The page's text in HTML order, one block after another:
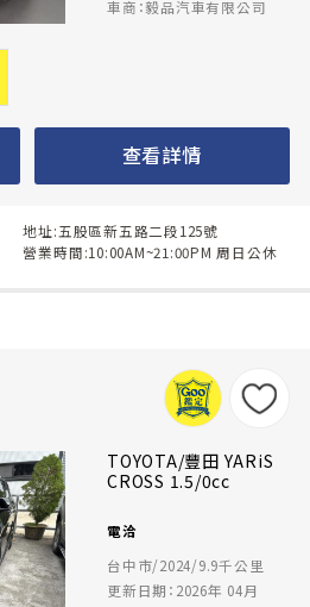
車商：毅品汽車有限公司
查看詳情
地址:五股區新五路二段125號
營業時間:10:00AM~21:00PM 周日公休
TOYOTA/豐田 YARiS
CROSS 1.5/0cc
電洽
台中市/2024/9.9千公里
更新日期：2026年 04月